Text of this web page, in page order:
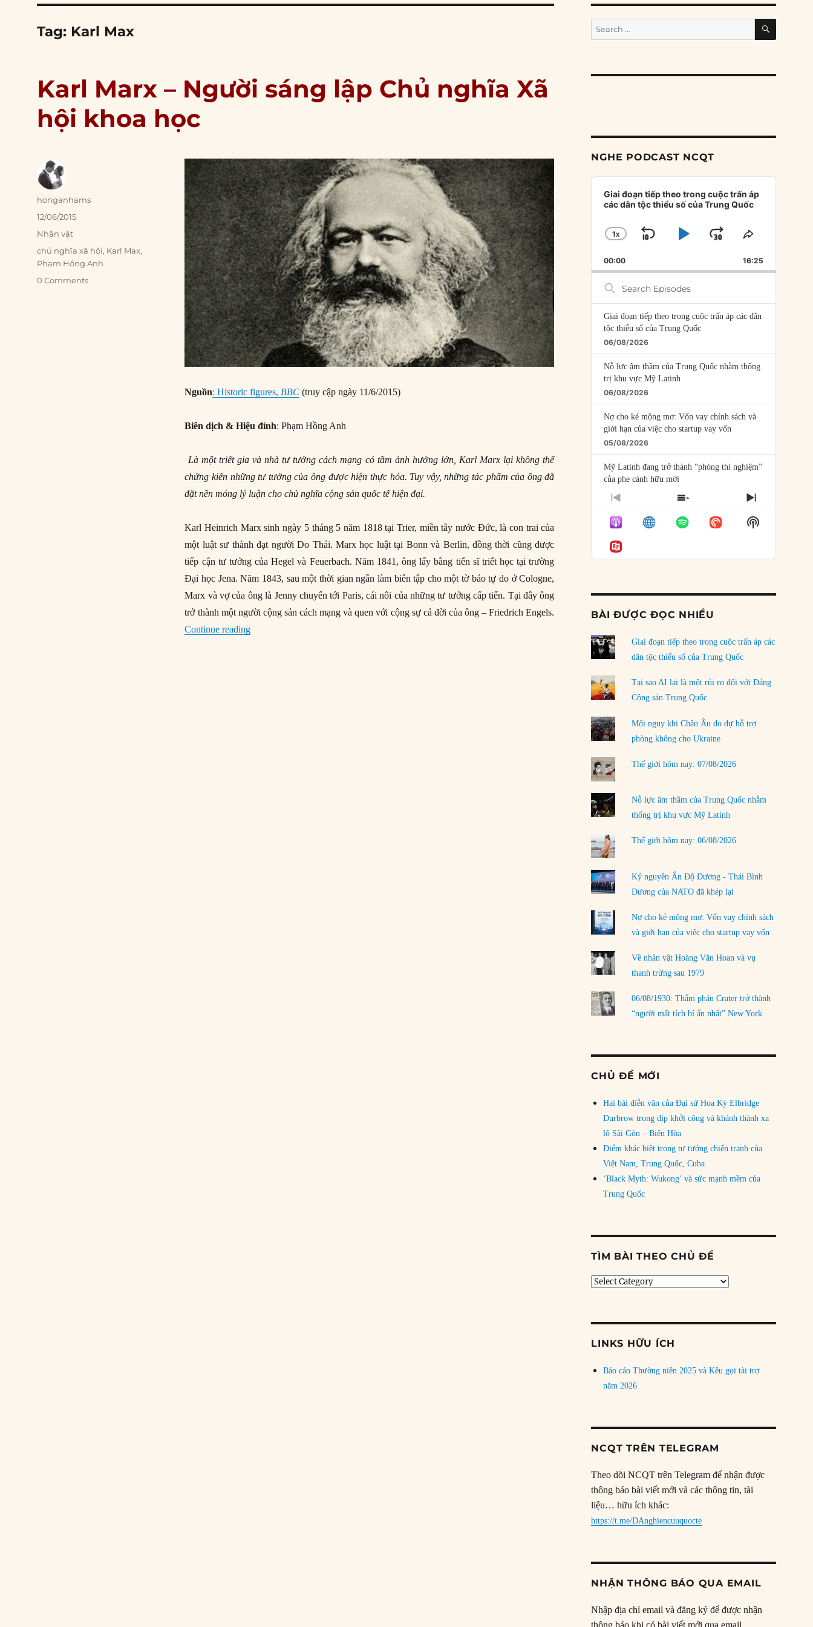
Tag: Karl Max
Karl Marx – Người sáng lập Chủ nghĩa Xã
hội khoa học
Nguồn: Historic figures, BBC (truy cập ngày 11/6/2015)
Biên dịch & Hiệu đính: Phạm Hồng Anh
Là một triết gia và nhà tư tưởng cách mạng có tầm ảnh hưởng lớn, Karl Marx lại không thể
chứng kiến những tư tưởng của ông được hiện thực hóa. Tuy vậy, những tác phẩm của ông đã
đặt nền móng lý luận cho chủ nghĩa cộng sản quốc tế hiện đại.
Karl Heinrich Marx sinh ngày 5 tháng 5 năm 1818 tại Trier, miền tây nước Đức, là con trai của
một luật sư thành đạt người Do Thái. Marx học luật tại Bonn và Berlin, đồng thời cũng được
tiếp cận tư tưởng của Hegel và Feuerbach. Năm 1841, ông lấy bằng tiến sĩ triết học tại trường
Đại học Jena. Năm 1843, sau một thời gian ngắn làm biên tập cho một tờ báo tự do ở Cologne,
Marx và vợ của ông là Jenny chuyển tới Paris, cái nôi của những tư tưởng cấp tiến. Tại đây ông
trở thành một người cộng sản cách mạng và quen với cộng sự cả đời của ông – Friedrich Engels.
Continue reading“Karl Marx – Người sáng lập Chủ nghĩa Xã hội khoa học”
Author
honganhams
Posted
on
12/06/2015
Categories
Nhân vật
Tags
chủ nghĩa xã hội, Karl Max,
Phạm Hồng Anh
0 Comments
Search
for:
SEARCH
NGHE PODCAST NCQT
Audio
Player
Giai đoạn tiếp theo trong cuộc trấn áp
các dân tộc thiểu số của Trung Quốc
CHANGE
RATE
1X
SKIP
BACKWARD
PLAYJUMP
FORWARD
SHARE
EPISODE
00:00 16:25
Search
Episodes
Giai đoạn tiếp theo trong cuộc trấn áp các dân
tộc thiểu số của Trung Quốc
06/08/2026
Nỗ lực âm thầm của Trung Quốc nhằm thống
trị khu vực Mỹ Latinh
06/08/2026
Nợ cho kẻ mộng mơ: Vốn vay chính sách và
giới hạn của việc cho startup vay vốn
05/08/2026
Mỹ Latinh đang trở thành “phòng thí nghiệm”
của phe cánh hữu mới
04/08/2026
Tại sao Trung Quốc phủ nhận cuộc gặp với
Ngoại trưởng Nhật Bản?
04/08/2026
03/08/2026
Đặt cược vào thất bại: Các quỹ đầu tư mạo
rủi ro
02/08/2026
Làm thế nào để kết thúc Chiến tranh Iran?
01/08/2026
Chiến lược kế tiếp của Bắc Kinh ở Biển Đông
31/07/2026
Trật tự thế giới mới: Các nước nhỏ sẽ luôn
phải chịu đựng?
30/07/2026
LOAD MORE
PREVIOUS
EPISODE
SHOW
EPISODES
LIST
NEXT
EPISODE
Show
Podcast
BÀI ĐƯỢC ĐỌC NHIỀU
Giai đoạn tiếp theo trong cuộc trấn áp các
dân tộc thiểu số của Trung Quốc
Tại sao AI lại là một rủi ro đối với Đảng
Cộng sản Trung Quốc
Mối nguy khi Châu Âu do dự hỗ trợ
phòng không cho Ukraine
Thế giới hôm nay: 07/08/2026
Nỗ lực âm thầm của Trung Quốc nhằm
thống trị khu vực Mỹ Latinh
Thế giới hôm nay: 06/08/2026
Kỷ nguyên Ấn Độ Dương - Thái Bình
Dương của NATO đã khép lại
Nợ cho kẻ mộng mơ: Vốn vay chính sách
và giới hạn của việc cho startup vay vốn
Về nhân vật Hoàng Văn Hoan và vụ
thanh trừng sau 1979
06/08/1930: Thẩm phán Crater trở thành
“người mất tích bí ẩn nhất” New York
CHỦ ĐỀ MỚI
Hai bài diễn văn của Đại sứ Hoa Kỳ Elbridge
Durbrow trong dịp khởi công và khánh thành xa
lộ Sài Gòn – Biên Hòa
Điểm khác biệt trong tư tưởng chiến tranh của
Việt Nam, Trung Quốc, Cuba
‘Black Myth: Wukong’ và sức mạnh mềm của
Trung Quốc
TÌM BÀI THEO CHỦ ĐỀ
Tìm
LINKS HỮU ÍCH
Báo cáo Thường niên 2025 và Kêu gọi tài trợ
năm 2026
NCQT TRÊN TELEGRAM
Theo dõi NCQT trên Telegram để nhận được
thông báo bài viết mới và các thông tin, tài
liệu… hữu ích khác:
https://t.me/DAnghiencuuquocte
NHẬN THÔNG BÁO QUA EMAIL
Nhập địa chỉ email và đăng ký để được nhận